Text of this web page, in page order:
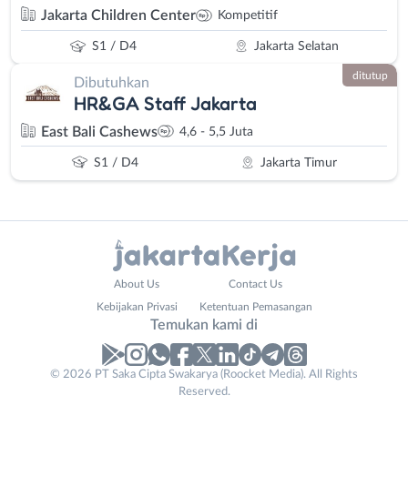
Jakarta Children Center Kompetitif
S1 / D4 Jakarta Selatan
Dibutuhkan
HR&GA Staff Jakarta
East Bali Cashews 4,6 - 5,5 Juta
S1 / D4 Jakarta Timur
ditutup
About Us Contact Us
Kebijakan Privasi Ketentuan Pemasangan
Temukan kami di
© 2026 PT Saka Cipta Swakarya (Roocket Media). All Rights
Reserved.